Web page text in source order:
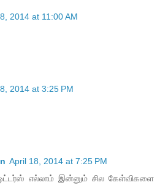
2014 at 11:00 AM
2014 at 3:25 PM
April 18, 2014 at 7:25 PM
எல்லாம் இன்னும் சில கேள்விகளை